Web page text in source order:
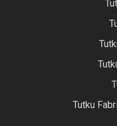
Tutku